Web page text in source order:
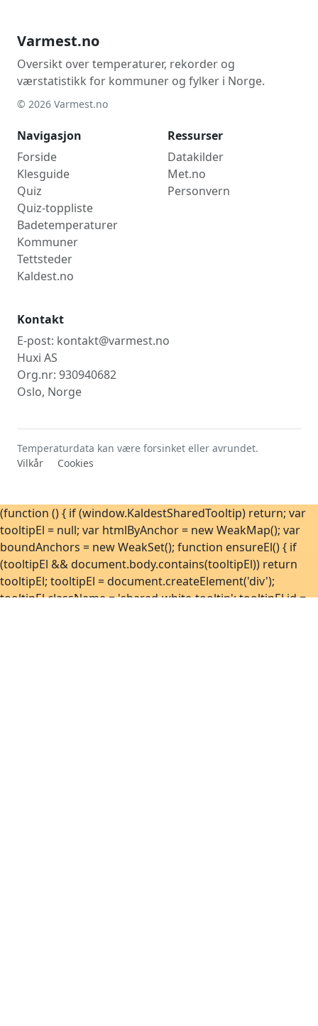
Varmest.no
Oversikt over temperaturer, rekorder og
værstatistikk for kommuner og fylker i Norge.
© 2026 Varmest.no
Navigasjon
Forside
Klesguide
Quiz
Quiz-toppliste
Badetemperaturer
Kommuner
Tettsteder
Kaldest.no
Ressurser
Datakilder
Met.no
Personvern
Kontakt
E-post: kontakt@varmest.no
Huxi AS
Org.nr: 930940682
Oslo, Norge
Temperaturdata kan være forsinket eller avrundet.
Vilkår
Cookies
(function () { if (window.KaldestSharedTooltip) return; var
tooltipEl = null; var htmlByAnchor = new WeakMap(); var
boundAnchors = new WeakSet(); function ensureEl() { if
(tooltipEl && document.body.contains(tooltipEl)) return
tooltipEl; tooltipEl = document.createElement('div');
tooltipEl.className = 'shared-white-tooltip'; tooltipEl.id =